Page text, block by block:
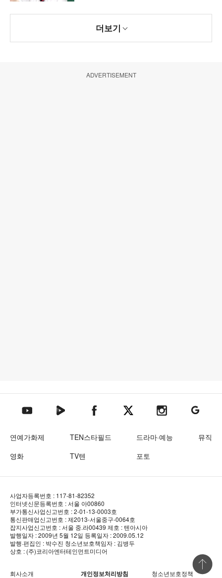
더보기
ADVERTISEMENT
텐아시아 유튜브텐아시아 네이버TV텐아시아 페이스북텐아시아 엑스텐아시아 인스타그램
텐아시아
연예가화제 TEN스타필드 드라마·예능
뮤직
영화
TV텐 포토
사업자등록번호 : 117-81-82352
인터넷신문등록번호 : 서울 아00860
부가통신사업신고번호 : 2-01-13-0003호
통신판매업신고번호 : 제2013-서울중구-0064호
잡지사업신고번호 : 서울 중.라00439 제호 : 텐아시아
발행일자 : 2009년 5월 12일 등록일자 : 2009.05.12
발행·편집인 : 박수진 청소년보호책임자 : 김병두
상호 : (주)코리아엔터테인먼트미디어
회사소개 개인정보처리방침 청소년보호정책
상단 바로